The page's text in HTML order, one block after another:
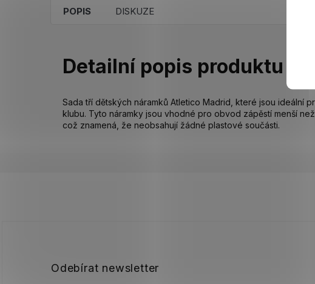
POPIS DISKUZE
Detailní popis produktu
Sada tří dětských náramků Atletico Madrid, které jsou ideální
klubu. Tyto náramky jsou vhodné pro obvod zápěstí menší
což znamená, že neobsahují žádné plastové součásti.
Odebírat newsletter